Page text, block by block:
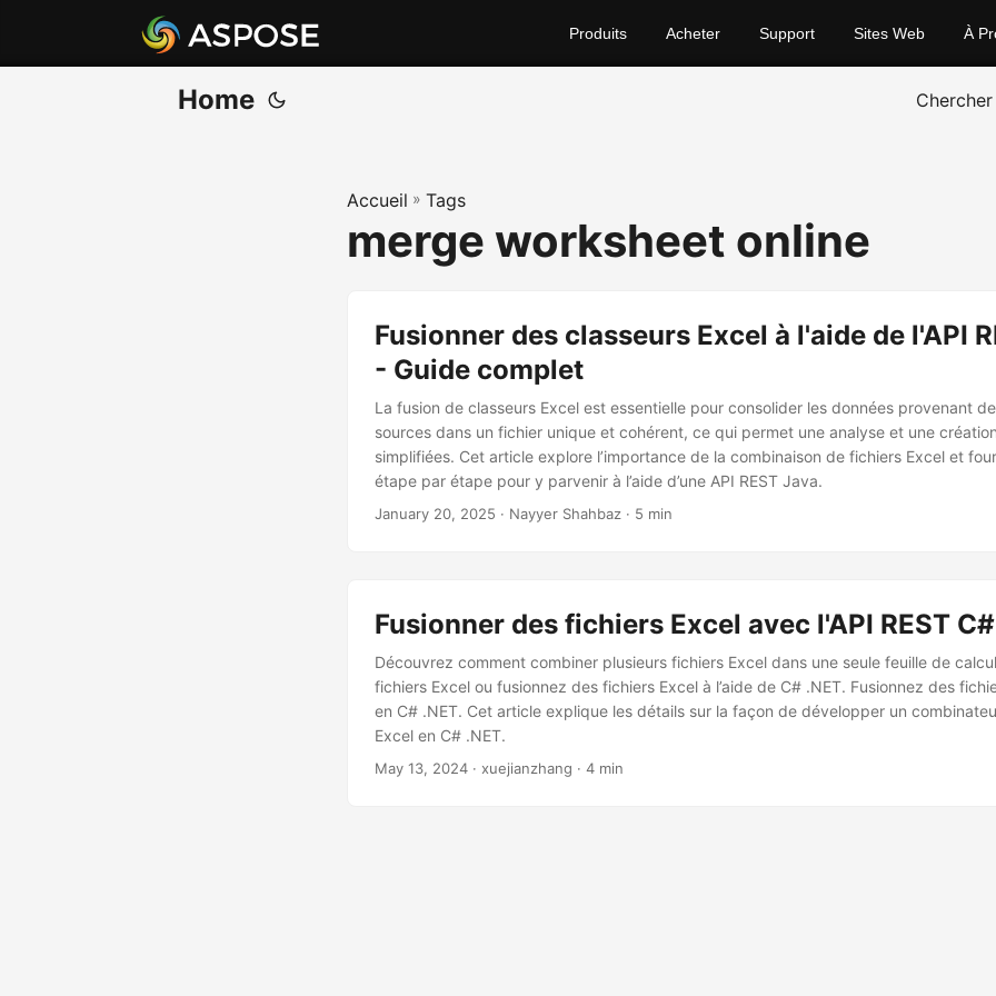
Produits Acheter Support Sites Web À
Home Chercher
Accueil » Tags
merge worksheet online
Fusionner des classeurs Excel à l'aide de l'API
- Guide complet
La fusion de classeurs Excel est essentielle pour consolider les données provenant
sources dans un fichier unique et cohérent, ce qui permet une analyse et une
simplifiées. Cet article explore l’importance de la combinaison de fichiers Excel et
étape par étape pour y parvenir à l’aide d’une API REST Java.
January 20, 2025 · Nayyer Shahbaz · 5 min
Fusionner des fichiers Excel avec l'API REST
Découvrez comment combiner plusieurs fichiers Excel dans une seule feuille de
fichiers Excel ou fusionnez des fichiers Excel à l’aide de C# .NET. Fusionnez des
en C# .NET. Cet article explique les détails sur la façon de développer un
Excel en C# .NET.
May 13, 2024 · xuejianzhang · 4 min